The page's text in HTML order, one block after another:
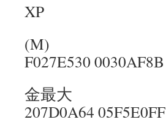
XP
(M)
F027E530 0030AF8B
金最大
207D0A64 05F5E0FF